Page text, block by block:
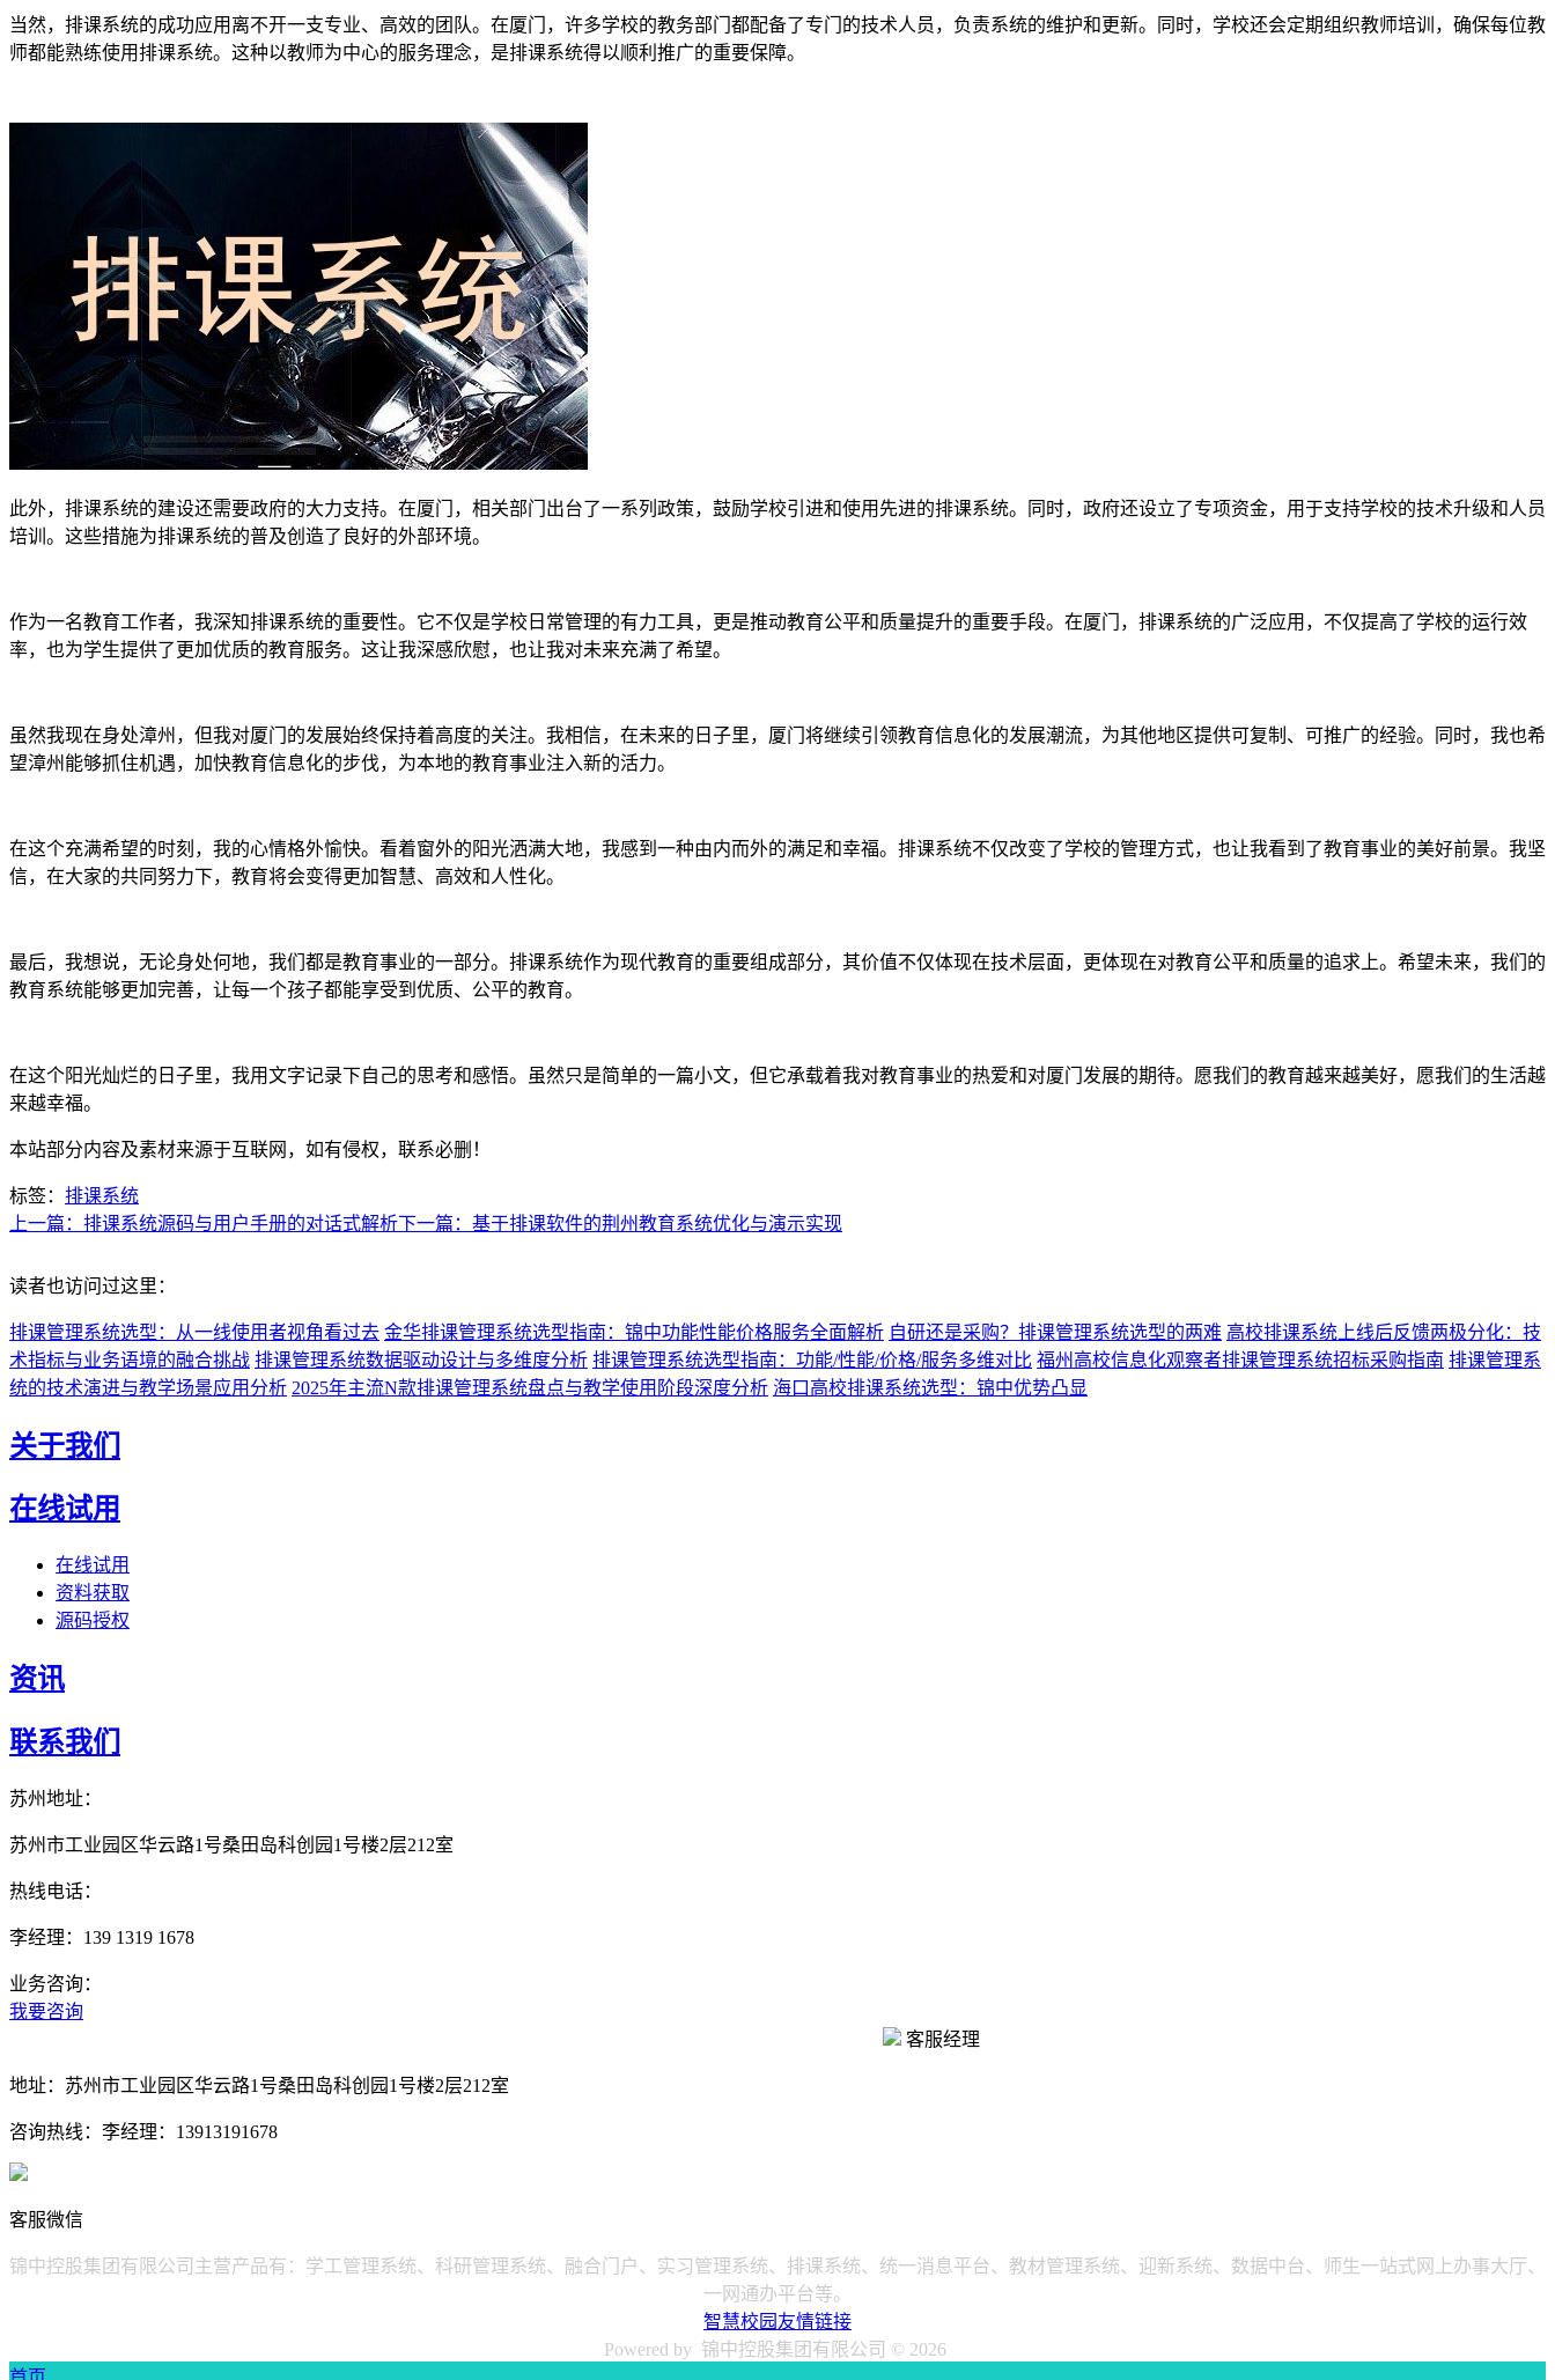
当然，排课系统的成功应用离不开一支专业、高效的团队。在厦门，许多学校的教务部门都配备了专门的技术人员，负责系统的维护和更新。同时，学校还会定期组织教师培训，确保每位教
师都能熟练使用排课系统。这种以教师为中心的服务理念，是排课系统得以顺利推广的重要保障。
此外，排课系统的建设还需要政府的大力支持。在厦门，相关部门出台了一系列政策，鼓励学校引进和使用先进的排课系统。同时，政府还设立了专项资金，用于支持学校的技术升级和人员
培训。这些措施为排课系统的普及创造了良好的外部环境。
作为一名教育工作者，我深知排课系统的重要性。它不仅是学校日常管理的有力工具，更是推动教育公平和质量提升的重要手段。在厦门，排课系统的广泛应用，不仅提高了学校的运行效
率，也为学生提供了更加优质的教育服务。这让我深感欣慰，也让我对未来充满了希望。
虽然我现在身处漳州，但我对厦门的发展始终保持着高度的关注。我相信，在未来的日子里，厦门将继续引领教育信息化的发展潮流，为其他地区提供可复制、可推广的经验。同时，我也希
望漳州能够抓住机遇，加快教育信息化的步伐，为本地的教育事业注入新的活力。
在这个充满希望的时刻，我的心情格外愉快。看着窗外的阳光洒满大地，我感到一种由内而外的满足和幸福。排课系统不仅改变了学校的管理方式，也让我看到了教育事业的美好前景。我坚
信，在大家的共同努力下，教育将会变得更加智慧、高效和人性化。
最后，我想说，无论身处何地，我们都是教育事业的一部分。排课系统作为现代教育的重要组成部分，其价值不仅体现在技术层面，更体现在对教育公平和质量的追求上。希望未来，我们的
教育系统能够更加完善，让每一个孩子都能享受到优质、公平的教育。
在这个阳光灿烂的日子里，我用文字记录下自己的思考和感悟。虽然只是简单的一篇小文，但它承载着我对教育事业的热爱和对厦门发展的期待。愿我们的教育越来越美好，愿我们的生活越
来越幸福。
本站部分内容及素材来源于互联网，如有侵权，联系必删！
标签： 排课系统
上一篇：排课系统源码与用户手册的对话式解析下一篇：基于排课软件的荆州教育系统优化与演示实现
读者也访问过这里：
排课管理系统选型：从一线使用者视角看过去 金华排课管理系统选型指南：锦中功能性能价格服务全面解析 自研还是采购？排课管理系统选型的两难 高校排课系统上线后反馈两极分化：技
术指标与业务语境的融合挑战 排课管理系统数据驱动设计与多维度分析 排课管理系统选型指南：功能/性能/价格/服务多维对比 福州高校信息化观察者排课管理系统招标采购指南 排课管理系
统的技术演进与教学场景应用分析 2025年主流N款排课管理系统盘点与教学使用阶段深度分析 海口高校排课系统选型：锦中优势凸显
关于我们
在线试用
在线试用
资料获取
源码授权
资讯
联系我们
苏州地址：
苏州市工业园区华云路1号桑田岛科创园1号楼2层212室
热线电话：
李经理：139 1319 1678
业务咨询：
我要咨询
客服经理
地址： 苏州市工业园区华云路1号桑田岛科创园1号楼2层212室
咨询热线： 李经理：13913191678
客服微信
锦中控股集团有限公司主营产品有：学工管理系统、科研管理系统、融合门户、实习管理系统、排课系统、统一消息平台、教材管理系统、迎新系统、数据中台、师生一站式网上办事大厅、
一网通办平台等。
智慧校园友情链接
Powered by 锦中控股集团有限公司 © 2026